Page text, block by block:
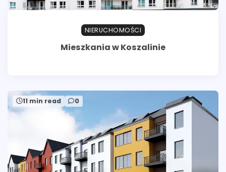
NIERUCHOMOŚCI
Mieszkania w Koszalinie
11 min read 0